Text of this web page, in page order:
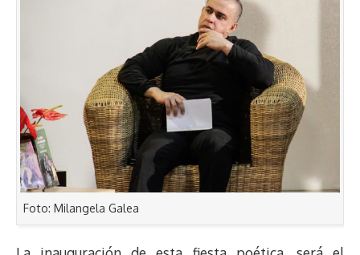
Foto: Milangela Galea